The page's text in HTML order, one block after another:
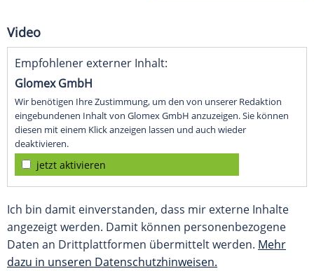
Video
Empfohlener externer Inhalt:
Glomex GmbH
Wir benötigen Ihre Zustimmung, um den von unserer Redaktion
eingebundenen Inhalt von Glomex GmbH anzuzeigen. Sie können
diesen mit einem Klick anzeigen lassen und auch wieder
deaktivieren.
jetzt aktivieren
Ich bin damit einverstanden, dass mir externe Inhalte
angezeigt werden. Damit können personenbezogene
Daten an Drittplattformen übermittelt werden. Mehr
dazu in unseren Datenschutzhinweisen.